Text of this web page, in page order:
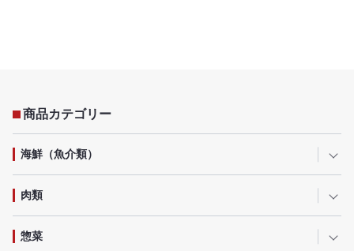
商品カテゴリー
海鮮（魚介類）
肉類
惣菜